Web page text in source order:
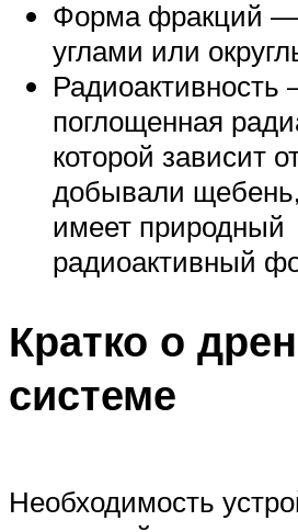
Форма фракций
углами или
поглощенная
которой зависит
добывали
имеет природный
радиоактивный
Кратко о
системе
Необходимость